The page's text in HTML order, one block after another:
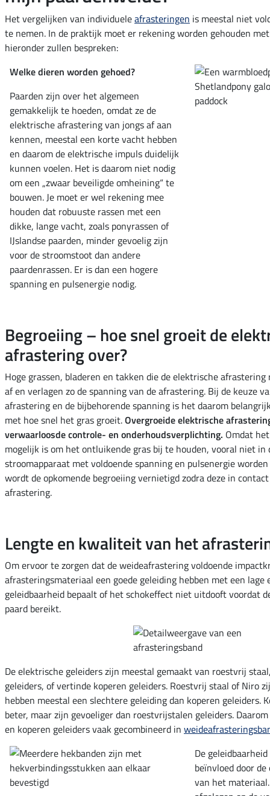
Het vergelijken van individueleafrasteringen is meestal niet
te nemen. In de praktijk moet er rekening worden gehouden
hieronder zullen bespreken:
Welke dieren worden gehoed?
Paarden zijn over het algemeen
gemakkelijk te hoeden, omdat ze de
elektrische afrastering van jongs af aan
kennen, meestal een korte vacht hebben
en daarom de elektrische impuls duidelijk
kunnen voelen. Het is daarom niet nodig
om een „zwaar beveiligde omheining“ te
bouwen. Je moet er wel rekening mee
houden dat robuuste rassen met een
dikke, lange vacht, zoals ponyrassen of
IJslandse paarden, minder gevoelig zijn
voor de stroomstoot dan andere
paardenrassen. Er is dan een hogere
spanning en pulsenergie nodig.
Begroeiing – hoe snel groeit de
afrastering over?
Hoge grassen, bladeren en takken die de elektrische
af en verlagen zo de spanning van de afrastering. Bij de keuze
afrastering en de bijbehorende spanning is het daarom
met hoe snel het gras groeit.Overgroeide elektrische
verwaarloosde controle- en onderhoudsverplichting. Omdat
mogelijk is om het ontluikende gras bij te houden, vooral niet in
stroomapparaat met voldoende spanning en pulsenergie
wordt de opkomende begroeiing vernietigd zodra deze in
afrastering.
Lengte en kwaliteit van het
Om ervoor te zorgen dat de weideafrastering voldoende
afrasteringsmateriaal een goede geleiding hebben met een lage
geleidbaarheid bepaalt of het schokeffect niet uitdooft voordat
paard bereikt.
De elektrische geleiders zijn meestal gemaakt van roestvrij
geleiders, of vertinde koperen geleiders. Roestvrij staal of Niro
hebben meestal een slechtere geleiding dan koperen geleiders.
beter, maar zijn gevoeliger dan roestvrijstalen geleiders.
en koperen geleiders vaak gecombineerd in
De
beïnvloed door
van het